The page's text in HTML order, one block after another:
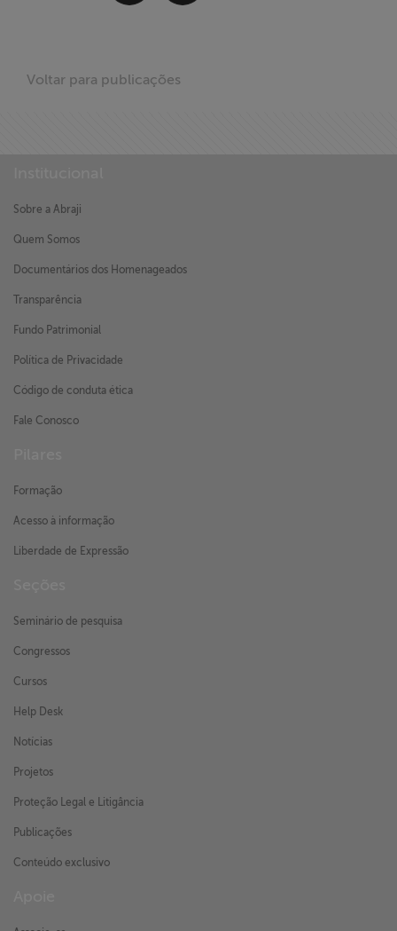
Voltar para publicações
Sobre a Abraji
Quem Somos
Documentários dos Homenageados
Transparência
Fundo Patrimonial
Política de Privacidade
Código de conduta ética
Fale Conosco
Formação
Acesso à informação
Liberdade de Expressão
Seminário de pesquisa
Congressos
Cursos
Help Desk
Notícias
Projetos
Proteção Legal e Litigância
Publicações
Conteúdo exclusivo